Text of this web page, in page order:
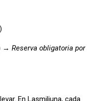
→ Reserva obligatoria por
En Lasmiliuna, cada